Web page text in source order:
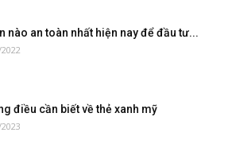
nào an toàn nhất hiện nay để đầu tư...
điều cần biết về thẻ xanh mỹ